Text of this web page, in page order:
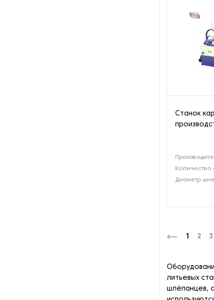
Станок
Количество
Диаметр
1 2 3
литьевых
шлёпанцев,